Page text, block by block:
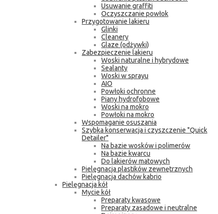
Usuwanie graffiti
Oczyszczanie powłok
Przygotowanie lakieru
Glinki
Cleanery
Glaze (odżywki)
Zabezpieczenie lakieru
Woski naturalne i hybrydowe
Sealanty
Woski w sprayu
AIO
Powłoki ochronne
Piany hydrofobowe
Woski na mokro
Powłoki na mokro
Wspomaganie osuszania
Szybka konserwacja i czyszczenie "Quick
Detailer"
Na bazie wosków i polimerów
Na bazie kwarcu
Do lakierów matowych
Pielęgnacja plastików zewnętrznych
Pielęgnacja dachów kabrio
Pielęgnacja kół
Mycie kół
Preparaty kwasowe
Preparaty zasadowe i neutralne